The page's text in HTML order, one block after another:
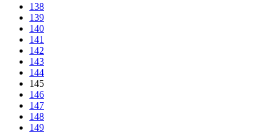
138
139
140
141
142
143
144
145
146
147
148
149